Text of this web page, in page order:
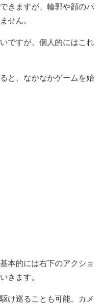
きますが、輪郭や顔のパ
せん。
ですが、個人的にはこれ
と、なかなかゲームを始
本的には右下のアクショ
きます。
け巡ることも可能。カメ